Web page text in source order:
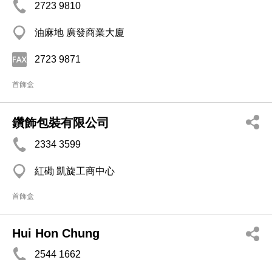
2723 9810
油麻地 廣發商業大廈
2723 9871
首飾盒
鑽飾包裝有限公司
2334 3599
紅磡 凱旋工商中心
首飾盒
Hui Hon Chung
2544 1662